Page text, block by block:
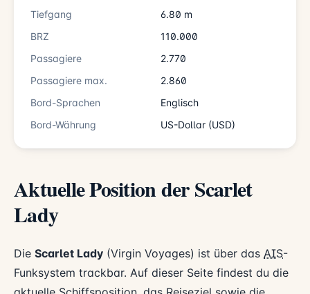
Tiefgang
6.80 m
BRZ
110.000
Passagiere
2.770
Passagiere max.
2.860
Bord-Sprachen
Englisch
Bord-Währung
US-Dollar (USD)
Aktuelle Position der Scarlet
Lady
Die Scarlet Lady (Virgin Voyages) ist über das AIS-
Funksystem trackbar. Auf dieser Seite findest du die